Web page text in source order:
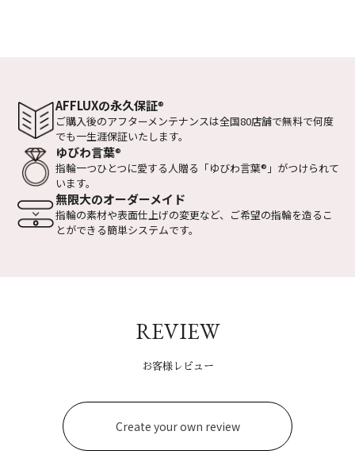
AFFLUXの永久保証®
ご購入後のアフターメンテナンスは全国80店舗で無料で何度
でも一生涯保証いたします。
ゆびわ言葉®
指輪一つひとつに愛する人贈る 「ゆびわ言葉® 」がつけられて
います。
無限大のオーダーメイド
指輪の素材や表面仕上げの変更など、 ご希望の指輪を造るこ
とができる簡単システムです。
REVIEW
お客様レビュー
Create your own review